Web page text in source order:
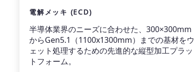
電解メッキ (ECD)
半導体業界のニーズに合わせた、300×300mm
からGen5.1（1100x1300mm）までの基材をウ
ェット処理するための先進的な縦型加工プラッ
トフォーム。